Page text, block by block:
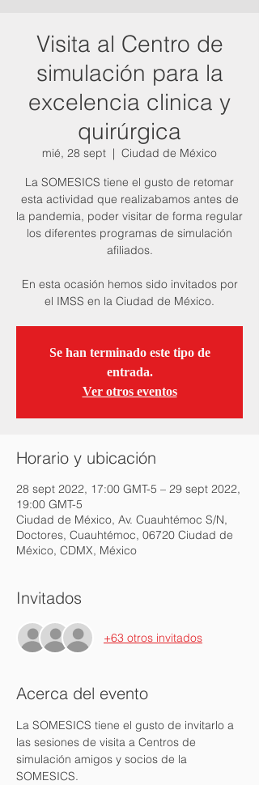
Visita al Centro de
simulación para la
excelencia clinica y
quirúrgica
mié, 28 sept
  |
Ciudad de México
La SOMESICS tiene el gusto de retomar
esta actividad que realizabamos antes de
la pandemia, poder visitar de forma regular
los diferentes programas de simulación
afiliados.
En esta ocasión hemos sido invitados por
el IMSS en la Ciudad de México.
Se han terminado este tipo de
entrada.
Ver otros eventos
Horario y ubicación
28 sept 2022, 17:00 GMT-5 – 29 sept 2022,
19:00 GMT-5
Ciudad de México, Av. Cuauhtémoc S/N,
Doctores, Cuauhtémoc, 06720 Ciudad de
México, CDMX, México
Invitados
+63 otros invitados
Acerca del evento
La SOMESICS tiene el gusto de invitarlo a
las sesiones de visita a Centros de
simulación amigos y socios de la
SOMESICS.